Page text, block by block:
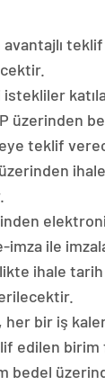
avantajlı
üzerinden
teklif
ihale
imza ile
ihale
bir iş
edilen birim
bedel